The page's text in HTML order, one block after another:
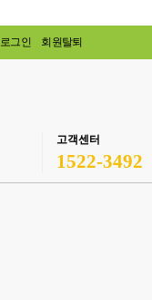
로그인 회원탈퇴
고객센터
1522-3492